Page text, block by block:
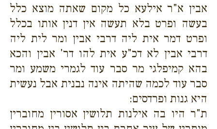
אבין א"ר אילעא כל מקום שאתה מוצא כלל
בעשה ופרט בלא תעשה אין דנין אותו בכלל
ופרט דמר אית ליה דרבי אבין ומר לית ליה
דרבי אבין לא דכ"ע אית להו דר' אבין והכא
בהא קמיפלגי מר סבר עוד לגמרי משמע ומר
סבר עוד לכמה שהיתה אינה נבנית אבל נעשית
היא גנות ופרדסים:
ת"ר היו בה אילנות תלושין אסורין מחוברין